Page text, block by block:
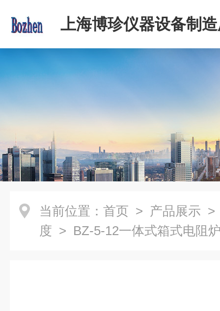
上海博珍仪器设备制
当前位置： 首页 > 产品展示
度 > BZ-5-12一体式箱式电阻